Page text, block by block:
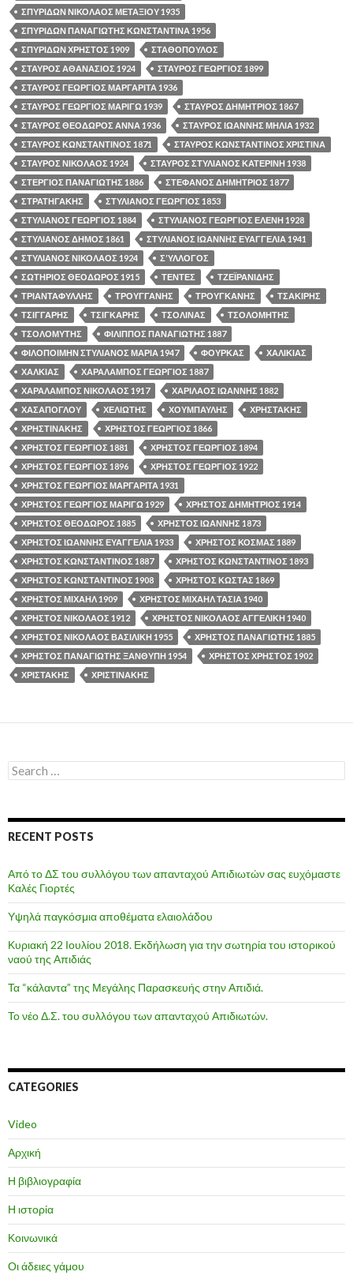
ΣΠΥΡΙΔΩΝ ΝΙΚΟΛΑΟΣ ΜΕΤΑΞΙΟΥ 1935
ΣΠΥΡΙΔΩΝ ΠΑΝΑΓΙΩΤΗΣ ΚΩΝΣΤΑΝΤΙΝΑ 1956
ΣΠΥΡΙΔΩΝ ΧΡΗΣΤΟΣ 1909
ΣΤΑΘΟΠΟΥΛΟΣ
ΣΤΑΥΡΟΣ ΑΘΑΝΑΣΙΟΣ 1924
ΣΤΑΥΡΟΣ ΓΕΩΡΓΙΟΣ 1899
ΣΤΑΥΡΟΣ ΓΕΩΡΓΙΟΣ ΜΑΡΓΑΡΙΤΑ 1936
ΣΤΑΥΡΟΣ ΓΕΩΡΓΙΟΣ ΜΑΡΙΓΩ 1939
ΣΤΑΥΡΟΣ ΔΗΜΗΤΡΙΟΣ 1867
ΣΤΑΥΡΟΣ ΘΕΟΔΩΡΟΣ ΑΝΝΑ 1936
ΣΤΑΥΡΟΣ ΙΩΑΝΝΗΣ ΜΗΛΙΑ 1932
ΣΤΑΥΡΟΣ ΚΩΝΣΤΑΝΤΙΝΟΣ 1871
ΣΤΑΥΡΟΣ ΚΩΝΣΤΑΝΤΙΝΟΣ ΧΡΙΣΤΙΝΑ
ΣΤΑΥΡΟΣ ΝΙΚΟΛΑΟΣ 1924
ΣΤΑΥΡΟΣ ΣΤΥΛΙΑΝΟΣ ΚΑΤΕΡΙΝΗ 1938
ΣΤΕΡΓΙΟΣ ΠΑΝΑΓΙΩΤΗΣ 1886
ΣΤΕΦΑΝΟΣ ΔΗΜΗΤΡΙΟΣ 1877
ΣΤΡΑΤΗΓΑΚΗΣ
ΣΤΥΛΙΑΝΟΣ ΓΕΩΡΓΙΟΣ 1853
ΣΤΥΛΙΑΝΟΣ ΓΕΩΡΓΙΟΣ 1884
ΣΤΥΛΙΑΝΟΣ ΓΕΩΡΓΙΟΣ ΕΛΕΝΗ 1928
ΣΤΥΛΙΑΝΟΣ ΔΗΜΟΣ 1861
ΣΤΥΛΙΑΝΟΣ ΙΩΑΝΝΗΣ ΕΥΑΓΓΕΛΙΑ 1941
ΣΤΥΛΙΑΝΟΣ ΝΙΚΟΛΑΟΣ 1924
ΣΎΛΛΟΓΟΣ
ΣΩΤΗΡΙΟΣ ΘΕΟΔΩΡΟΣ 1915
ΤΕΝΤΕΣ
ΤΖΕΪΡΑΝΙΔΗΣ
ΤΡΙΑΝΤΑΦΥΛΛΗΣ
ΤΡΟΥΓΓΑΝΗΣ ΤΡΟΥΓΚΑΝΗΣ
ΤΣΑΚΙΡΗΣ
ΤΣΙΓΓΑΡΗΣ
ΤΣΙΓΚΑΡΗΣ ΤΣΟΛΙΝΑΣ
ΤΣΟΛΟΜΗΤΗΣ
ΤΣΟΛΟΜΥΤΗΣ
ΦΙΛΙΠΠΟΣ ΠΑΝΑΓΙΩΤΗΣ 1887
ΦΙΛΟΠΟΙΜΗΝ ΣΤΥΛΙΑΝΟΣ ΜΑΡΙΑ 1947
ΦΟΥΡΚΑΣ
ΧΑΛΙΚΙΑΣ
ΧΑΛΚΙΑΣ
ΧΑΡΑΛΑΜΠΟΣ ΓΕΩΡΓΙΟΣ 1887
ΧΑΡΑΛΑΜΠΟΣ ΝΙΚΟΛΑΟΣ 1917
ΧΑΡΙΛΑΟΣ ΙΩΑΝΝΗΣ 1882
ΧΑΣΑΠΟΓΛΟΥ
ΧΕΛΙΩΤΗΣ ΧΟΥΜΠΑΥΛΗΣ
ΧΡΗΣΤΑΚΗΣ
ΧΡΗΣΤΙΝΑΚΗΣ
ΧΡΗΣΤΟΣ ΓΕΩΡΓΙΟΣ 1866
ΧΡΗΣΤΟΣ ΓΕΩΡΓΙΟΣ 1881
ΧΡΗΣΤΟΣ ΓΕΩΡΓΙΟΣ 1894
ΧΡΗΣΤΟΣ ΓΕΩΡΓΙΟΣ 1896
ΧΡΗΣΤΟΣ ΓΕΩΡΓΙΟΣ 1922
ΧΡΗΣΤΟΣ ΓΕΩΡΓΙΟΣ ΜΑΡΓΑΡΙΤΑ 1931
ΧΡΗΣΤΟΣ ΓΕΩΡΓΙΟΣ ΜΑΡΙΓΩ 1929
ΧΡΗΣΤΟΣ ΔΗΜΗΤΡΙΟΣ 1914
ΧΡΗΣΤΟΣ ΘΕΟΔΩΡΟΣ 1885
ΧΡΗΣΤΟΣ ΙΩΑΝΝΗΣ 1873
ΧΡΗΣΤΟΣ ΙΩΑΝΝΗΣ ΕΥΑΓΓΕΛΙΑ 1933
ΧΡΗΣΤΟΣ ΚΟΣΜΑΣ 1889
ΧΡΗΣΤΟΣ ΚΩΝΣΤΑΝΤΙΝΟΣ 1887
ΧΡΗΣΤΟΣ ΚΩΝΣΤΑΝΤΙΝΟΣ 1893
ΧΡΗΣΤΟΣ ΚΩΝΣΤΑΝΤΙΝΟΣ 1908
ΧΡΗΣΤΟΣ ΚΩΣΤΑΣ 1869
ΧΡΗΣΤΟΣ ΜΙΧΑΗΛ 1909
ΧΡΗΣΤΟΣ ΜΙΧΑΗΛ ΤΑΣΙΑ 1940
ΧΡΗΣΤΟΣ ΝΙΚΟΛΑΟΣ 1912
ΧΡΗΣΤΟΣ ΝΙΚΟΛΑΟΣ ΑΓΓΕΛΙΚΗ 1940
ΧΡΗΣΤΟΣ ΝΙΚΟΛΑΟΣ ΒΑΣΙΛΙΚΗ 1955
ΧΡΗΣΤΟΣ ΠΑΝΑΓΙΩΤΗΣ 1885
ΧΡΗΣΤΟΣ ΠΑΝΑΓΙΩΤΗΣ ΞΑΝΘΥΠΗ 1954
ΧΡΗΣΤΟΣ ΧΡΗΣΤΟΣ 1902
ΧΡΙΣΤΑΚΗΣ
ΧΡΙΣΤΙΝΑΚΗΣ
Search
for:
RECENT POSTS
Από το ΔΣ του συλλόγου των απανταχού Απιδιωτών σας ευχόμαστε
Καλές Γιορτές
Υψηλά παγκόσμια αποθέματα ελαιολάδου
Κυριακή 22 Ιουλίου 2018. Εκδήλωση για την σωτηρία του ιστορικού
ναού της Απιδιάς
Τα “κάλαντα” της Μεγάλης Παρασκευής στην Απιδιά.
Το νέο Δ.Σ. του συλλόγου των απανταχού Απιδιωτών.
CATEGORIES
Video
Αρχική
Η βιβλιογραφία
Η ιστορία
Κοινωνικά
Οι άδειες γάμου